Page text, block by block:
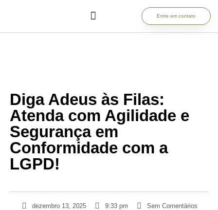
Entre em contato
Diga Adeus às Filas:
Atenda com Agilidade e
Segurança em
Conformidade com a
LGPD!
dezembro 13, 2025 9:33 pm Sem Comentários